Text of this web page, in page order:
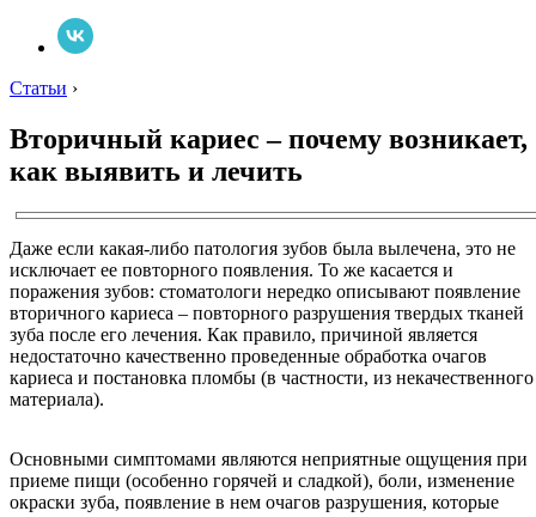
Статьи ›
Вторичный кариес – почему возникает,
как выявить и лечить
Даже если какая-либо патология зубов была вылечена, это не
исключает ее повторного появления. То же касается и
поражения зубов: стоматологи нередко описывают появление
вторичного кариеса – повторного разрушения твердых тканей
зуба после его лечения. Как правило, причиной является
недостаточно качественно проведенные обработка очагов
кариеса и постановка пломбы (в частности, из некачественного
материала).
Основными симптомами являются неприятные ощущения при
приеме пищи (особенно горячей и сладкой), боли, изменение
окраски зуба, появление в нем очагов разрушения, которые